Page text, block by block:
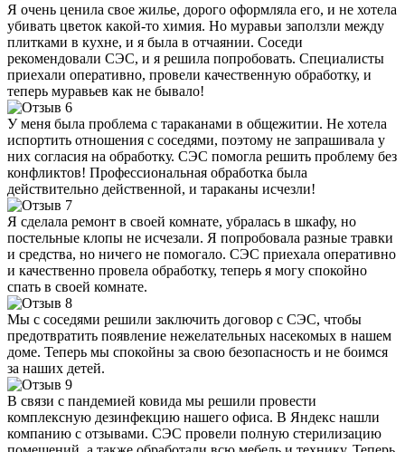
Я очень ценила свое жилье, дорого оформляла его, и не хотела
убивать цветок какой-то химия. Но муравьи заползли между
плитками в кухне, и я была в отчаянии. Соседи
рекомендовали СЭС, и я решила попробовать. Специалисты
приехали оперативно, провели качественную обработку, и
теперь муравьев как не бывало!
У меня была проблема с тараканами в общежитии. Не хотела
испортить отношения с соседями, поэтому не запрашивала у
них согласия на обработку. СЭС помогла решить проблему без
конфликтов! Профессиональная обработка была
действительно действенной, и тараканы исчезли!
Я сделала ремонт в своей комнате, убралась в шкафу, но
постельные клопы не исчезали. Я попробовала разные травки
и средства, но ничего не помогало. СЭС приехала оперативно
и качественно провела обработку, теперь я могу спокойно
спать в своей комнате.
Мы с соседями решили заключить договор с СЭС, чтобы
предотвратить появление нежелательных насекомых в нашем
доме. Теперь мы спокойны за свою безопасность и не боимся
за наших детей.
В связи с пандемией ковида мы решили провести
комплексную дезинфекцию нашего офиса. В Яндекс нашли
компанию с отзывами. СЭС провели полную стерилизацию